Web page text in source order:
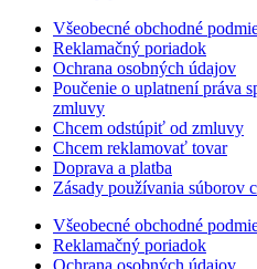
Všeobecné obchodné
Reklamačný poriadok
Ochrana osobných údajov
Poučenie o uplatnení práva
zmluvy
Chcem odstúpiť od zmluvy
Chcem reklamovať tovar
Doprava a platba
Zásady používania súborov
Všeobecné obchodné
Reklamačný poriadok
Ochrana osobných údajov